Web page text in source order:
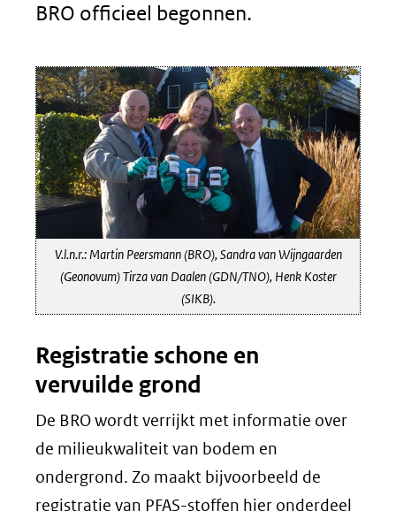
BRO officieel begonnen.
V.l.n.r.: Martin Peersmann (BRO), Sandra van Wijngaarden
(Geonovum) Tirza van Daalen (GDN/TNO), Henk Koster
(SIKB).
Registratie schone en
vervuilde grond
De BRO wordt verrijkt met informatie over
de milieukwaliteit van bodem en
ondergrond. Zo maakt bijvoorbeeld de
registratie van PFAS-stoffen hier onderdeel